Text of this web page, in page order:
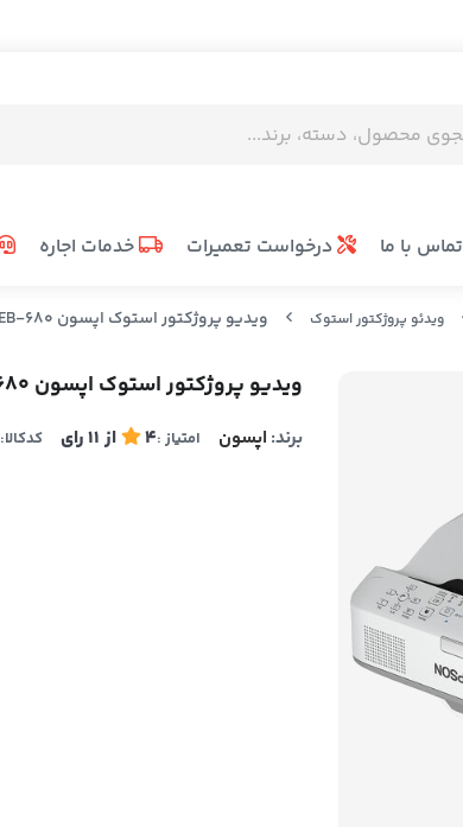
تماس با ما درخواست تعمیرات خدمات اجاره
ویدئو پروژکتور استوک ویدیو پروژکتور استوک اپسون Epson EB-680
ویدیو پروژکتور استوک اپسون Epson EB-680
برند: اپسون امتیاز :4 از 11رای کدکالا: